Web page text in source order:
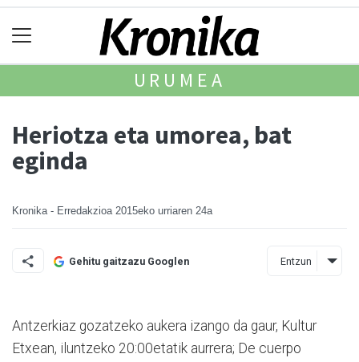
URUMEA
Heriotza eta umorea, bat
eginda
Kronika - Erredakzioa 2015eko urriaren 24a
Gehitu gaitzazu Googlen Entzun
Antzerkiaz gozatzeko aukera izango da gaur, Kultur
Etxean, iluntzeko 20:00etatik aurrera; De cuerpo